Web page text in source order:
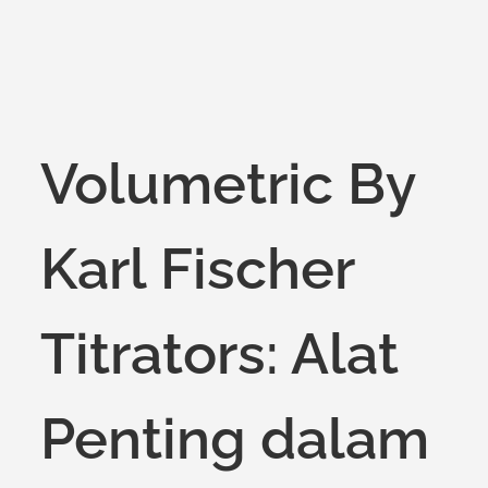
Volumetric By
Karl Fischer
Titrators: Alat
Penting dalam